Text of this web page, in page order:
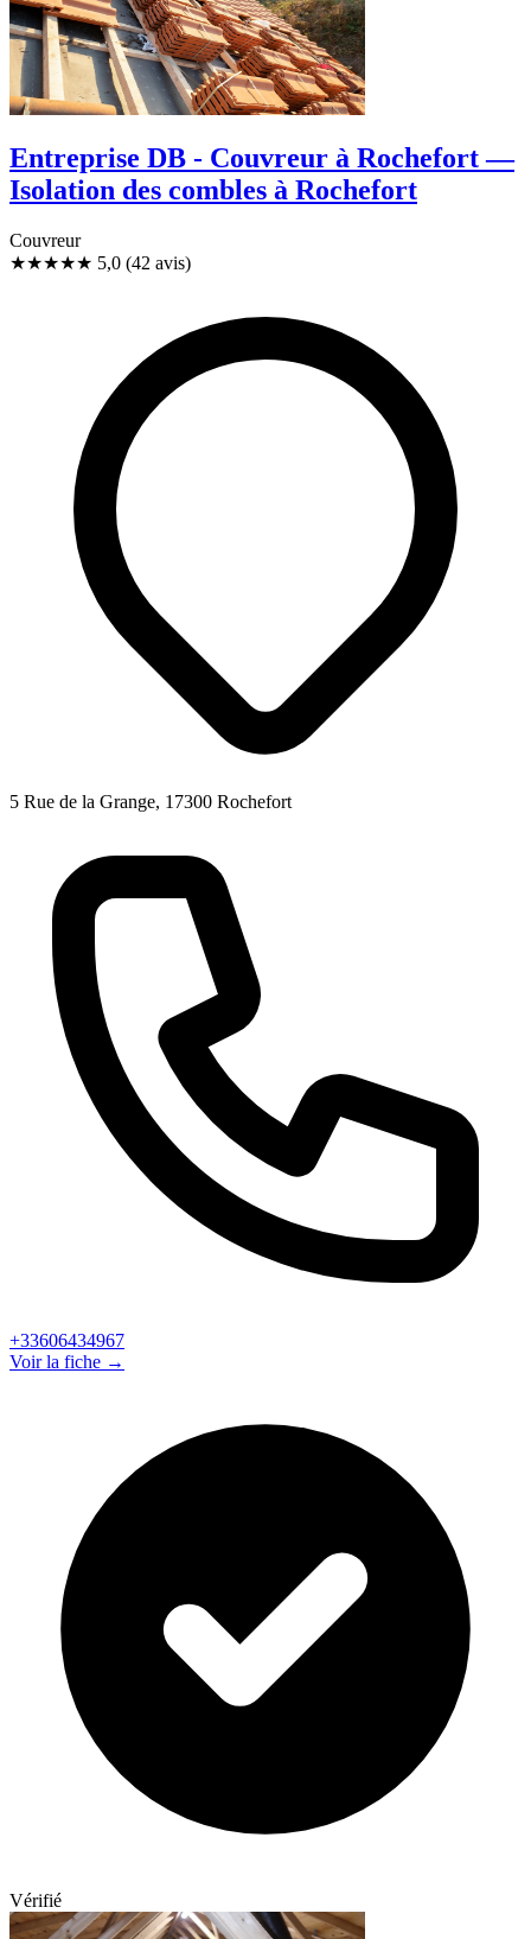
Entreprise DB - Couvreur à Rochefort —
Isolation des combles à Rochefort
Couvreur
★★★★★ 5,0 (42 avis)
5 Rue de la Grange, 17300 Rochefort
+33606434967
Voir la fiche →
Vérifié